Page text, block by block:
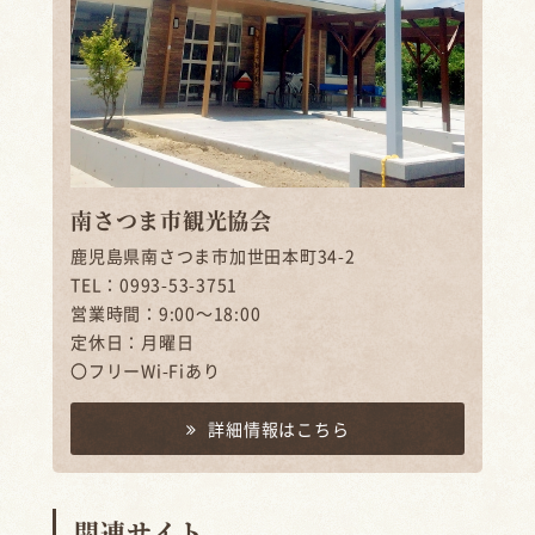
南さつま市観光協会
鹿児島県南さつま市加世田本町34-2
TEL：0993-53-3751
営業時間：9:00～18:00
定休日：月曜日
〇フリーWi-Fiあり
詳細情報はこちら